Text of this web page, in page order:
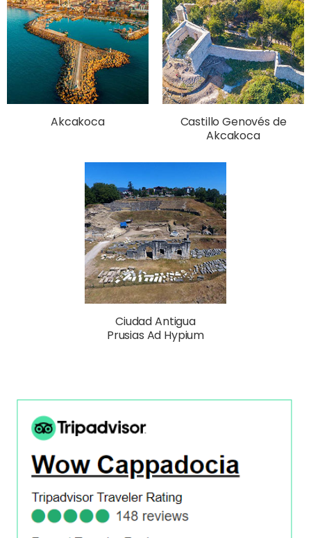
Akcakoca
Castillo Genovés de
Akcakoca
Ciudad Antigua
Prusias Ad Hypium